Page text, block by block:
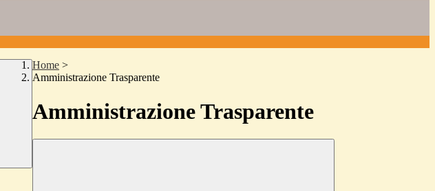
Home >
Amministrazione Trasparente
Amministrazione Trasparente